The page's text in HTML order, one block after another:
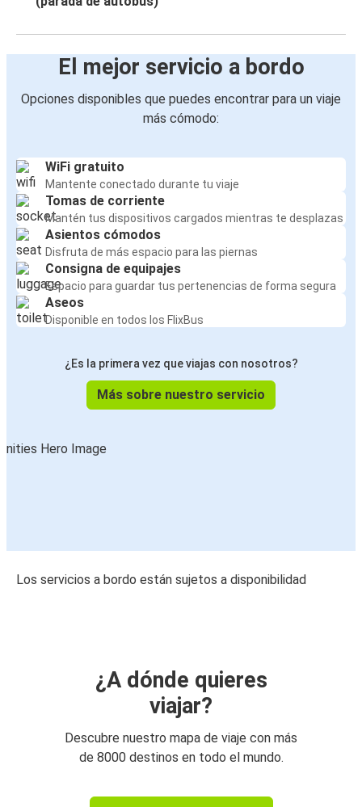
El mejor servicio a bordo
Opciones disponibles que puedes encontrar para un viaje
más cómodo:
WiFi gratuito
Mantente conectado durante tu viaje
Tomas de corriente
Mantén tus dispositivos cargados mientras te desplazas
Asientos cómodos
Disfruta de más espacio para las piernas
Consigna de equipajes
Espacio para guardar tus pertenencias de forma segura
Aseos
Disponible en todos los FlixBus
¿Es la primera vez que viajas con nosotros?
Más sobre nuestro servicio
Los servicios a bordo están sujetos a disponibilidad
¿A dónde quieres
viajar?
Descubre nuestro mapa de viaje con más
de 8000 destinos en todo el mundo.